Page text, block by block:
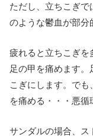
ただし、立ちこぎ
のような鬱血が部分
疲れると立ちこぎを
足の甲を痛めます
こぎにします。で
を痛める・・・悪循
サンダルの場合、ス